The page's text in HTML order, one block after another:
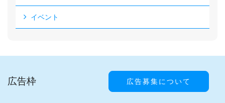
イベント
広告枠 広告募集について